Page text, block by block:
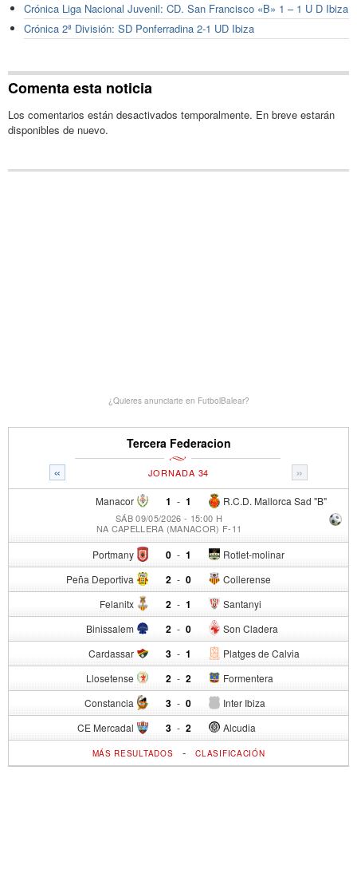
Crónica Liga Nacional Juvenil: CD. San Francisco «B» 1 – 1 U D Ibiza
Crónica 2ª División: SD Ponferradina 2-1 UD Ibiza
Comenta esta noticia
Los comentarios están desactivados temporalmente. En breve estarán
disponibles de nuevo.
¿Quieres anunciarte en FutbolBalear?
Tercera Federacion
« »
JORNADA 34
Manacor 1 - R.C.D. Mallorca Sad "B"
1
SÁB 09/05/2026 - 15:00 H
NA CAPELLERA (MANACOR) F-11
Portmany 0 - Rotlet-molinar
1
Peña Deportiva 2 - Collerense
0
Felanitx 2 - Santanyi
1
Binissalem 2 - Son Cladera
0
Cardassar 3 - Platges de Calvia
1
Llosetense 2 - Formentera
2
Constancia 3 - Inter Ibiza
0
CE Mercadal 3 - Alcudia
2
MÁS RESULTADOS -CLASIFICACIÓN